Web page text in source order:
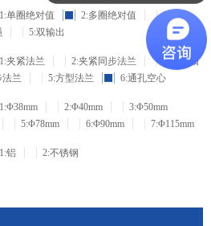
1:单圈绝对值 2:多圈绝对值
3:增量
5:双输出
1:夹紧法兰 2:夹紧同步法兰
3:盲孔轴
法兰 5:方型法兰 6:通孔空心
1:Φ38mm 2:Φ40mm
3:Φ50mm
5:Φ78mm 6:Φ90mm 7:Φ115mm
1:铝 2:不锈钢